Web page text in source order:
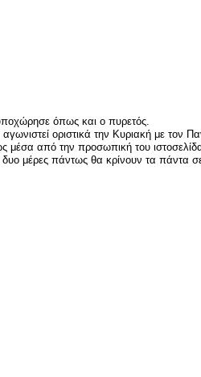
όπως και ο πυρετός.
οριστικά την Κυριακή με
από την προσωπική του
μέρες πάντως θα κρίνουν τα πάντα